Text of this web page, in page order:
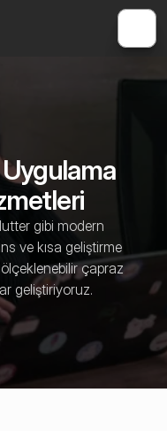
gibi modern
ve kısa geliştirme
çapraz
geliştiriyoruz.